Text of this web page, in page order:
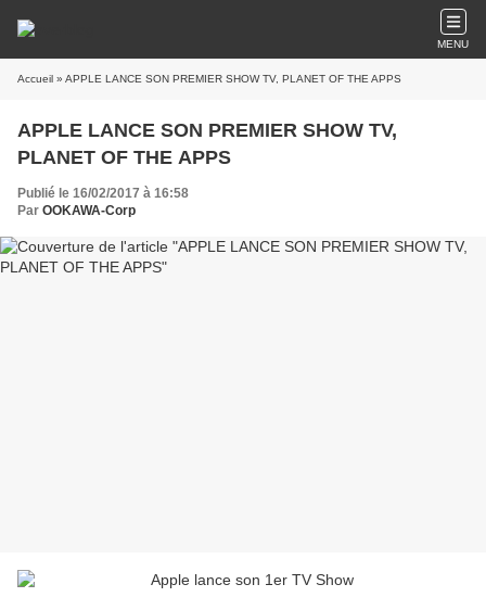
MENU
Accueil » APPLE LANCE SON PREMIER SHOW TV, PLANET OF THE APPS
APPLE LANCE SON PREMIER SHOW TV,
PLANET OF THE APPS
Publié le 16/02/2017 à 16:58
Par OOKAWA-Corp